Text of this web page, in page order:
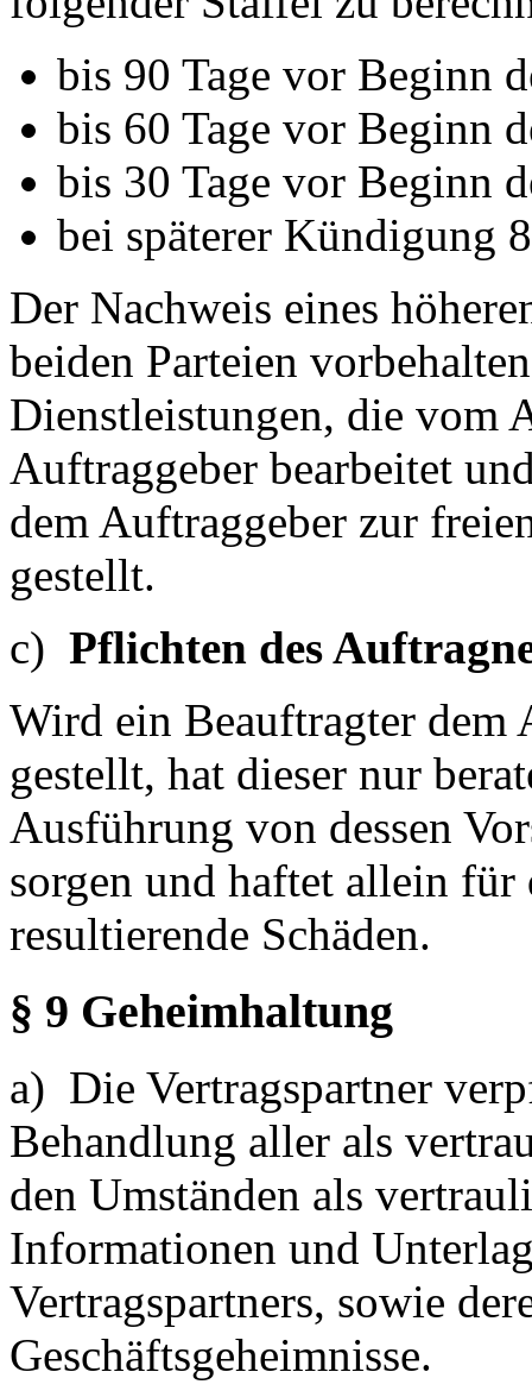
bis 90 Tage vor Beginn
bis 60 Tage vor Beginn
bis 30 Tage vor Beginn
bei späterer Kündigung
Der Nachweis eines
beiden Parteien
Dienstleistungen, die vom
Auftraggeber bearbeitet
dem Auftraggeber zur
gestellt.
c) Pflichten des
Wird ein Beauftragter dem
gestellt, hat dieser nur
Ausführung von dessen
sorgen und haftet allein
resultierende Schäden.
§ 9 Geheimhaltung
a) Die Vertragspartner
Behandlung aller als
den Umständen als
Informationen und
Vertragspartners, sowie
Geschäftsgeheimnisse.